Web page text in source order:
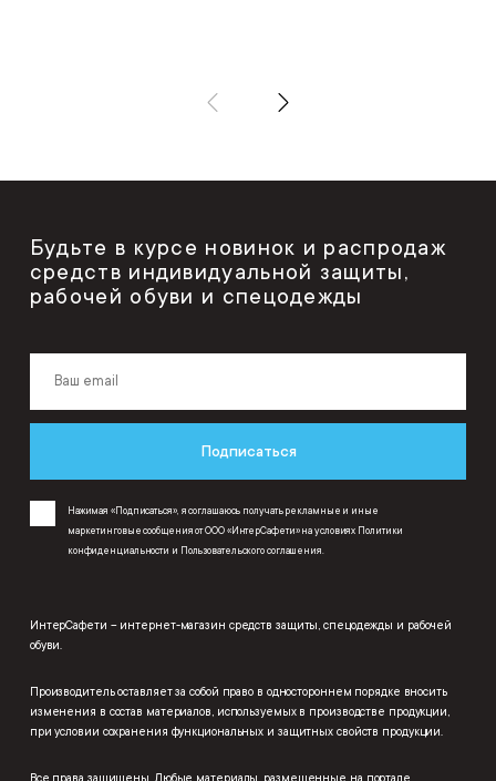
Будьте в курсе новинок и распродаж
средств индивидуальной защиты,
рабочей обуви и спецодежды
Подписаться
Нажимая «Подписаться», я соглашаюсь получать рекламные и иные
маркетинговые сообщения от ООО «ИнтерСафети» на условиях Политики
конфиденциальности и Пользовательского соглашения.
ИнтерСафети – интернет-магазин средств защиты, спецодежды и рабочей
обуви.
Производитель оставляет за собой право в одностороннем порядке вносить
изменения в состав материалов, используемых в производстве продукции,
при условии сохранения функциональных и защитных свойств продукции.